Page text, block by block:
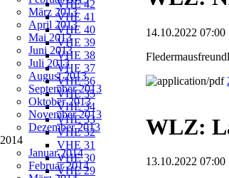
VHE 42
VHE 41
VHE 40
VHE 39
VHE 38
VHE 37
VHE 36
VHE 35
VHE 34
VHE 33
VHE 32
VHE 31
VHE 30
VHE 29
März 2013
April 2013
Mai 2013
Juni 2013
Juli 2013
August 2013
September 2013
Oktober 2013
November 2013
Dezember 2013
2014
Januar 2014
Februar 2014
14.10.2022 07:00
WLZ:
13.10.2022 07:00